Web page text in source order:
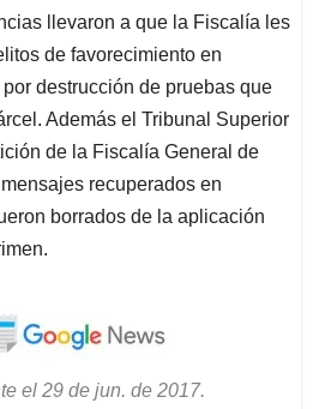
llevaron a que la Fiscalía les
de favorecimiento en
destrucción de pruebas que
Además el Tribunal Superior
de la Fiscalía General de
recuperados en
borrados de la aplicación
el 29 de jun. de 2017.